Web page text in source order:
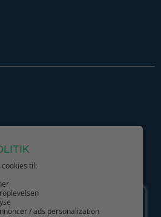
MED ET GAVEKORT!
til:
/ ads personalization